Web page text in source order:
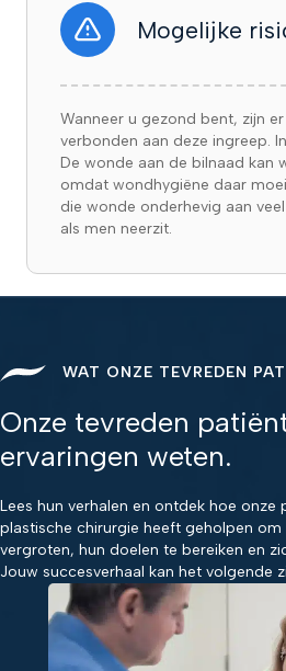
Mogelijke
Wanneer u gezond bent, zijn er
verbonden aan deze ingreep.
De wonde aan de bilnaad kan
omdat wondhygiëne daar
die wonde onderhevig aan
als men neerzit.
WAT ONZE TEVREDEN
Onze tevreden
ervaringen weten.
Lees hun verhalen en ontdek hoe onze
plastische chirurgie heeft geholpen
vergroten, hun doelen te bereiken en
Jouw succesverhaal kan het volgende